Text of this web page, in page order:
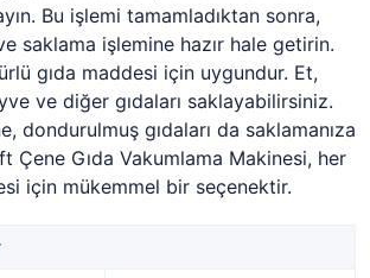
Bu işlemi tamamladıktan sonra,
saklama işlemine hazır hale getirin.
gıda maddesi için uygundur. Et,
ve diğer gıdaları saklayabilirsiniz.
dondurulmuş gıdaları da saklamanıza
Çene Gıda Vakumlama Makinesi, her
için mükemmel bir seçenektir.